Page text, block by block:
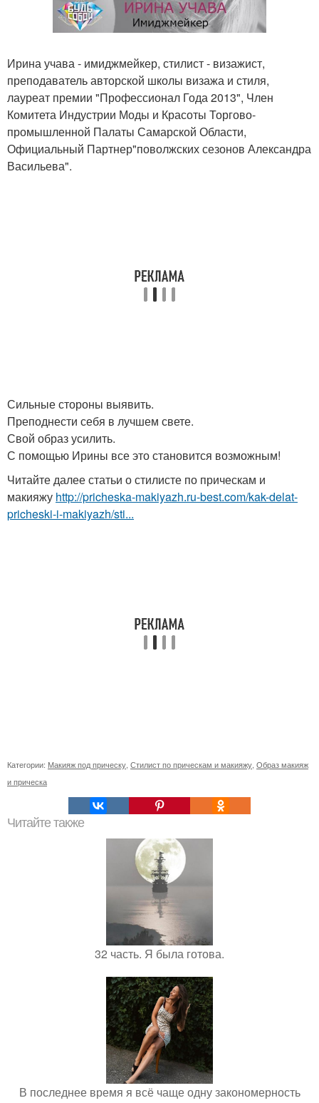
Ирина учава - имиджмейкер, стилист - визажист,
преподаватель авторской школы визажа и стиля,
лауреат премии "Профессионал Года 2013", Член
Комитета Индустрии Моды и Красоты Торгово-
промышленной Палаты Самарской Области,
Официальный Партнер"поволжских сезонов Александра
Васильева".
Сильные стороны выявить.
Преподнести себя в лучшем свете.
Свой образ усилить.
С помощью Ирины все это становится возможным!
Читайте далее статьи о стилисте по прическам и
макияжу http://pricheska-makiyazh.ru-best.com/kak-delat-
pricheski-i-makiyazh/sti...
Категории: Макияж под прическу Стилист по прическам и макияжу Образ макияж
и прическа
Читайте также
32 часть. Я была готова.
В последнее время я всё чаще одну закономерность